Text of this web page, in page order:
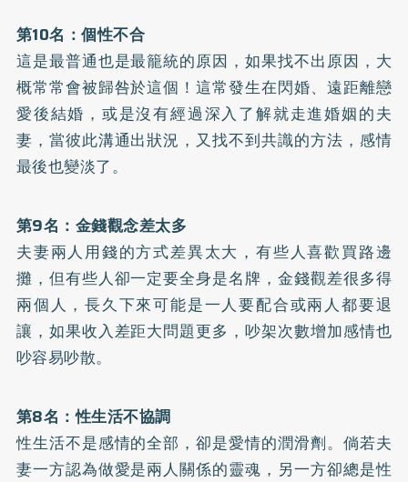
第10名：個性不合
這是最普通也是最籠統的原因，如果找不出原因，大
概常常會被歸咎於這個！這常發生在閃婚、遠距離戀
愛後結婚，或是沒有經過深入了解就走進婚姻的夫
妻，當彼此溝通出狀況，又找不到共識的方法，感情
最後也變淡了。
第9名：金錢觀念差太多
夫妻兩人用錢的方式差異太大，有些人喜歡買路邊
攤，但有些人卻一定要全身是名牌，金錢觀差很多得
兩個人，長久下來可能是一人要配合或兩人都要退
讓，如果收入差距大問題更多，吵架次數增加感情也
吵容易吵散。
第8名：性生活不協調
性生活不是感情的全部，卻是愛情的潤滑劑。倘若夫
妻一方認為做愛是兩人關係的靈魂，另一方卻總是性